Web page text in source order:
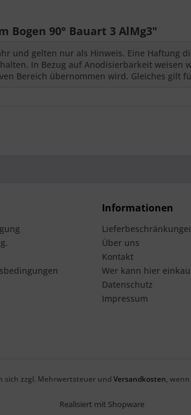
90° Bauart 3 AlMg3"
und gelten nur als Hinweis. Eine Haftung
In Bezug auf Anodisierbarkeit weisen
Bereich übernommen wird. Gleiches gilt
Informationen
Über uns
Kontakt
Wer kann hier
Datenschutz
Impressum
sich zzgl. Mehrwertsteuer und Versandkosten,
Realisiert mit Shopware